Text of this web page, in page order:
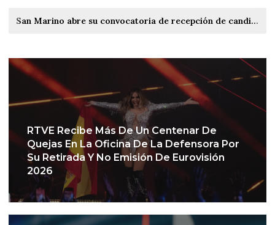
San Marino abre su convocatoria de recepción de candidaturas para Eurovisión 2027 y planea elegir a su representante el 6 de marzo
RTVE Recibe Más De Un Centenar De
Quejas En La Oficina De La Defensora Por
Su Retirada Y No Emisión De Eurovisión
2026